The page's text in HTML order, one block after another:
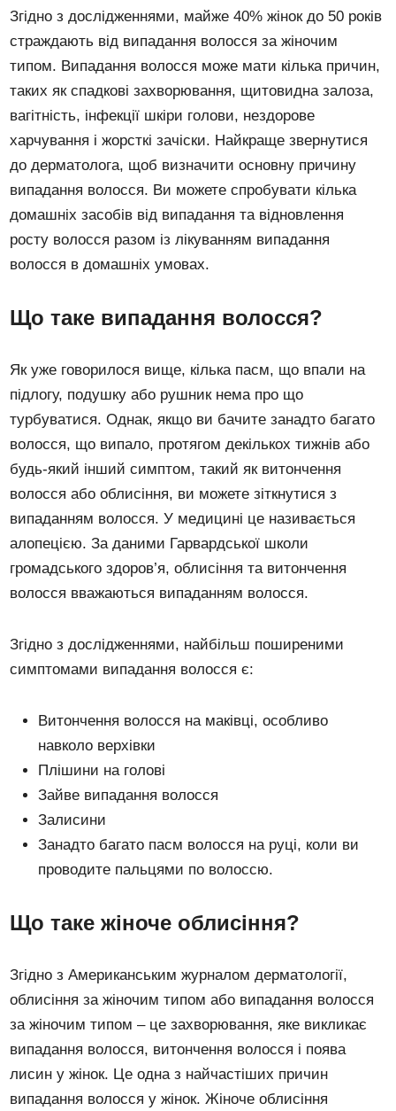
Згідно з дослідженнями, майже 40% жінок до 50 років
страждають від випадання волосся за жіночим
типом. Випадання волосся може мати кілька причин,
таких як спадкові захворювання, щитовидна залоза,
вагітність, інфекції шкіри голови, нездорове
харчування і жорсткі зачіски. Найкраще звернутися
до дерматолога, щоб визначити основну причину
випадання волосся. Ви можете спробувати кілька
домашніх засобів від випадання та відновлення
росту волосся разом із лікуванням випадання
волосся в домашніх умовах.
Що таке випадання волосся?
Як уже говорилося вище, кілька пасм, що впали на
підлогу, подушку або рушник нема про що
турбуватися. Однак, якщо ви бачите занадто багато
волосся, що випало, протягом декількох тижнів або
будь-який інший симптом, такий як витончення
волосся або облисіння, ви можете зіткнутися з
випаданням волосся. У медицині це називається
алопецією. За даними Гарвардської школи
громадського здоров’я, облисіння та витончення
волосся вважаються випаданням волосся.
Згідно з дослідженнями, найбільш поширеними
симптомами випадання волосся є:
Витончення волосся на маківці, особливо
навколо верхівки
Плішини на голові
Зайве випадання волосся
Залисини
Занадто багато пасм волосся на руці, коли ви
проводите пальцями по волоссю.
Що таке жіноче облисіння?
Згідно з Американським журналом дерматології,
облисіння за жіночим типом або випадання волосся
за жіночим типом – це захворювання, яке викликає
випадання волосся, витончення волосся і поява
лисин у жінок. Це одна з найчастіших причин
випадання волосся у жінок. Жіноче облисіння